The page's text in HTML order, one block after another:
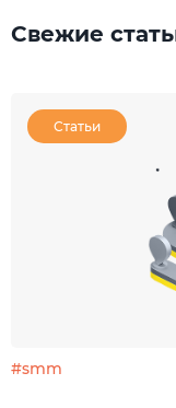
Свежие
Статьи
#smm